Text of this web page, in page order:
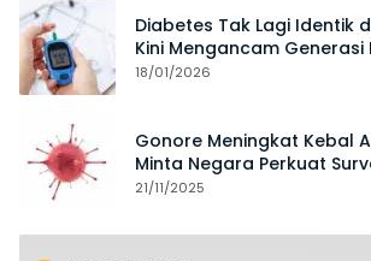
Diabetes Tak Lagi Identik
Kini Mengancam Generasi
18/01/2026
Gonore Meningkat Kebal
Minta Negara Perkuat
21/11/2025